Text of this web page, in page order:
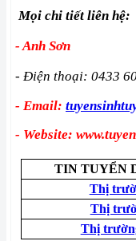
Mọi chi tiết liên hệ:
- Anh Sơn
- Điện thoại: 0433
- Email:
- Website:
TIN TUYỂN
Thị
Thị
Thị